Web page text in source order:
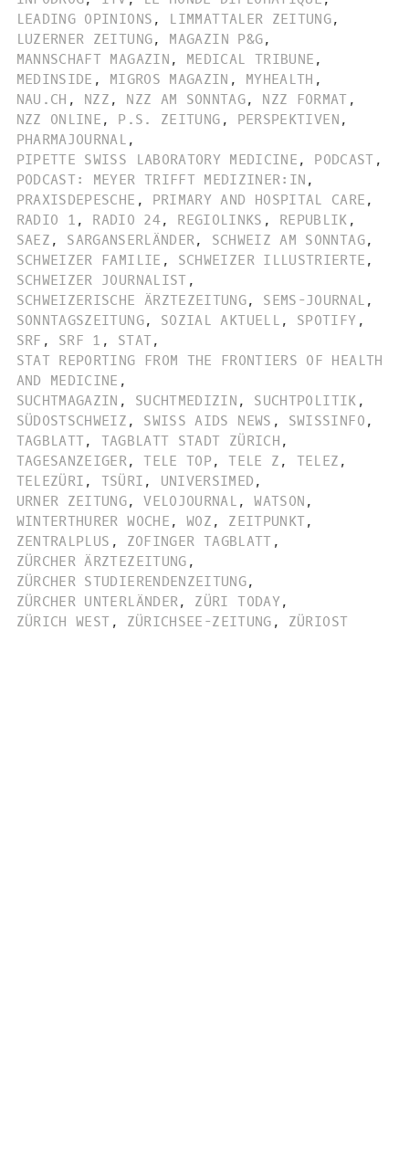
LEADING OPINIONS , LIMMATTALER ZEITUNG,
LUZERNER ZEITUNG, MAGAZIN P&G,
MANNSCHAFT MAGAZIN , MEDICAL TRIBUNE ,
MEDINSIDE , MIGROS MAGAZIN , MYHEALTH ,
NAU.CH , NZZ , NZZ AM SONNTAG, NZZ FORMAT ,
NZZ ONLINE , P.S. ZEITUNG , PERSPEKTIVEN ,
PHARMAJOURNAL ,
PIPETTE SWISS LABORATORY MEDICINE , PODCAST ,
PODCAST: MEYER TRIFFT MEDIZINER:IN ,
PRAXISDEPESCHE , PRIMARY AND HOSPITAL CARE ,
RADIO 1 , RADIO 24, REGIOLINKS , REPUBLIK ,
SAEZ , SARGANSERLÄNDER, SCHWEIZ AM SONNTAG,
SCHWEIZER FAMILIE , SCHWEIZER ILLUSTRIERTE ,
SCHWEIZER JOURNALIST ,
SCHWEIZERISCHE ÄRZTEZEITUNG, SEMS-JOURNAL ,
SONNTAGSZEITUNG, SOZIAL AKTUELL , SPOTIFY ,
SRF , SRF 1 , STAT,
STAT REPORTING FROM THE FRONTIERS OF HEALTH
AND MEDICINE ,
SUCHTMAGAZIN , SUCHTMEDIZIN , SUCHTPOLITIK ,
SÜDOSTSCHWEIZ , SWISS AIDS NEWS , SWISSINFO ,
TAGBLATT, TAGBLATT STADT ZÜRICH ,
TAGESANZEIGER, TELE TOP, TELE Z , TELEZ ,
TELEZÜRI , TSÜRI , UNIVERSIMED ,
URNER ZEITUNG, VELOJOURNAL , WATSON ,
WINTERTHURER WOCHE , WOZ , ZEITPUNKT,
ZENTRALPLUS , ZOFINGER TAGBLATT ,
ZÜRCHER ÄRZTEZEITUNG ,
ZÜRCHER STUDIERENDENZEITUNG,
ZÜRCHER UNTERLÄNDER, ZÜRI TODAY,
ZÜRICH WEST , ZÜRICHSEE-ZEITUNG , ZÜRIOST